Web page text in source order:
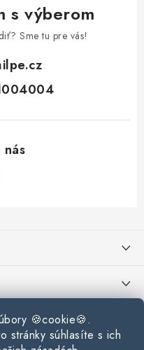
🍪cookie🍪.
stránky súhlasíte s ich
s výberom
Sme tu pre vás!